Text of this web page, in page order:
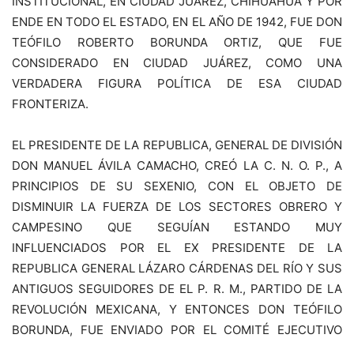
ENDE EN TODO EL ESTADO, EN EL AÑO DE 1942, FUE DON
TEÓFILO ROBERTO BORUNDA ORTIZ, QUE FUE
CONSIDERADO EN CIUDAD JUÁREZ, COMO UNA
VERDADERA FIGURA POLÍTICA DE ESA CIUDAD
FRONTERIZA.
EL PRESIDENTE DE LA REPUBLICA, GENERAL DE DIVISIÓN
DON MANUEL ÁVILA CAMACHO, CREÓ LA C. N. O. P., A
PRINCIPIOS DE SU SEXENIO, CON EL OBJETO DE
DISMINUIR LA FUERZA DE LOS SECTORES OBRERO Y
CAMPESINO QUE SEGUÍAN ESTANDO MUY
INFLUENCIADOS POR EL EX PRESIDENTE DE LA
REPUBLICA GENERAL LÁZARO CÁRDENAS DEL RÍO Y SUS
ANTIGUOS SEGUIDORES DE EL P. R. M., PARTIDO DE LA
REVOLUCIÓN MEXICANA, Y ENTONCES DON TEÓFILO
BORUNDA, FUE ENVIADO POR EL COMITÉ EJECUTIVO